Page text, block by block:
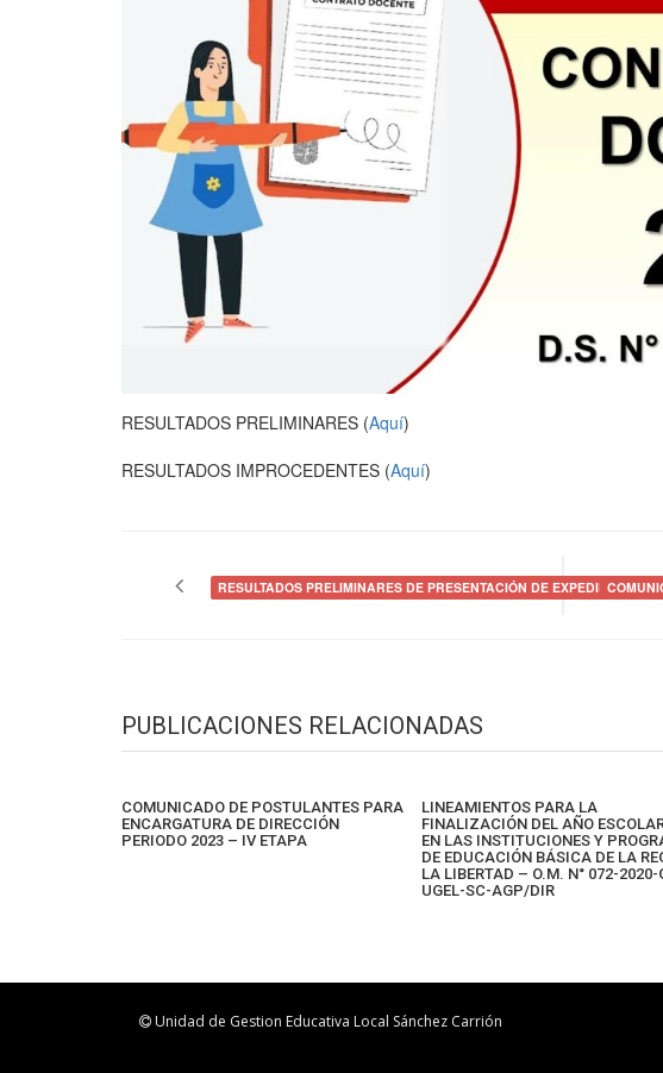
RESULTADOS PRELIMINARES (Aquí)
RESULTADOS IMPROCEDENTES (Aquí)
RESULTADOS PRELIMINARES DE PRESENTACIÓN DE EXPEDIENTES
PUBLICACIONES RELACIONADAS
COMUNICADO DE POSTULANTES PARA
ENCARGATURA DE DIRECCIÓN
PERIODO 2023 – IV ETAPA
LINEAMIENTOS PARA LA
FINALIZACIÓN DEL AÑO
EN LAS INSTITUCIONES Y
DE EDUCACIÓN BÁSICA DE LA
LA LIBERTAD – O.M. N° 072-2020-
UGEL-SC-AGP/DIR
Unidad de Gestion Educativa Local Sánchez Carrión